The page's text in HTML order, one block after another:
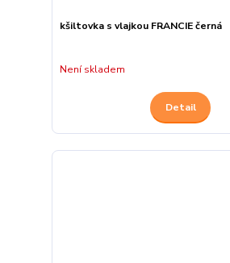
kšiltovka s vlajkou FRANCIE černá
Není skladem
Detail